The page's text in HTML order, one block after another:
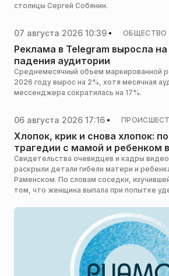
столицы Сергей Собянин.
07 августа 2026 10:39 ОБЩЕСТВО
Реклама в Telegram выросла
падения аудитории
Среднемесячный объем маркированной
2026 году вырос на 2%, хотя месячная
мессенджера сократилась на 17%.
06 августа 2026 17:16
Хлопок, крик и снова хлопок:
трагедии с мамой и ребенком
Свидетельства очевидцев и кадры
раскрыли детали гибели матери и
Раменском. По словам соседки,
том, что женщина выпала при попытке